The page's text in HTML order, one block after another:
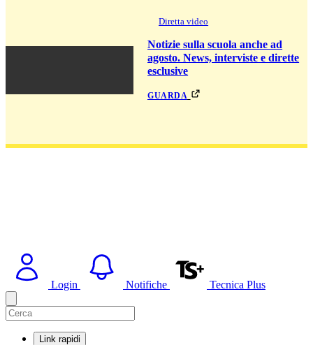
Diretta video
Notizie sulla scuola anche ad
agosto. News, interviste e dirette
esclusive
guarda
Login Notifiche Tecnica Plus
Link rapidi